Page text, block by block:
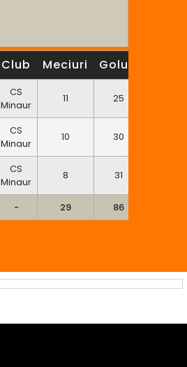
Club Meciuri Goluri
CS
Minaur
11 25
CS
Minaur
10 30
CS
Minaur
8 31
- 29 86